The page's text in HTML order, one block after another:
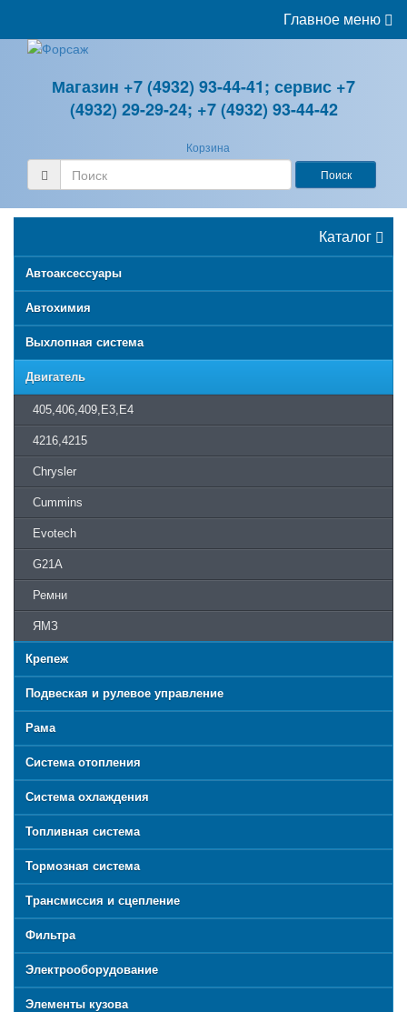
Главное меню
Вакансии
Контакты
Магазин +7 (4932) 93-44-41; сервис +7
(4932) 29-29-24; +7 (4932) 93-44-42
Корзина
Поиск Поиск
Каталог
Автоаксессуары
Автохимия
Выхлопная система
Двигатель
405,406,409,Е3,Е4
4216,4215
Chrysler
Cummins
Evotech
G21A
Ремни
ЯМЗ
Крепеж
Подвеская и рулевое управление
Рама
Система отопления
Система охлаждения
Топливная система
Тормозная система
Трансмиссия и сцепление
Фильтра
Электрооборудование
Элементы кузова